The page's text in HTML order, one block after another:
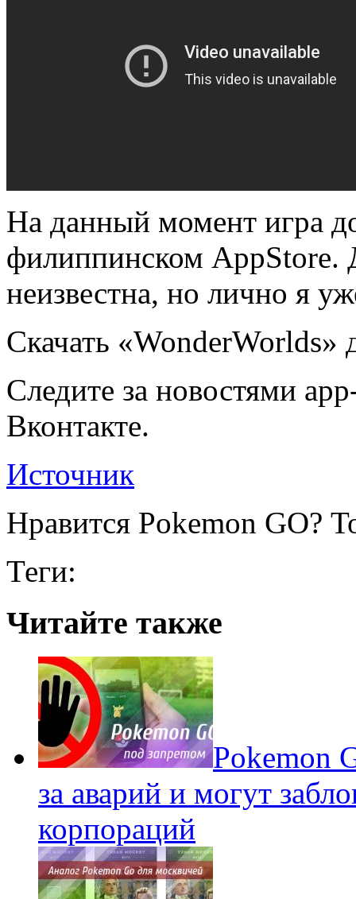
На данный момент игра
филиппинском AppStore.
неизвестна, но лично я
Скачать «WonderWorlds»
Следите за новостями
Вконтакте.
Источник
Нравится Pokemon GO?
Теги:
Читайте также
Pokеmon
за аварий и могут
корпораций